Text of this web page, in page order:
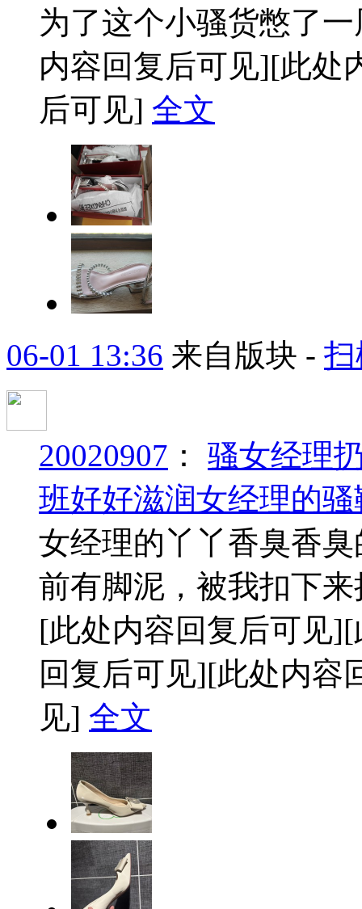
为了这个小骚货憋了一
内容回复后可见][此处
后可见] 全文
06-01 13:36 来自版块 -
20020907 ： 骚女经理
班好好滋润女经理的骚
女经理的丫丫香臭香
前有脚泥，被我扣下
[此处内容回复后可见][
回复后可见][此处内容
见] 全文